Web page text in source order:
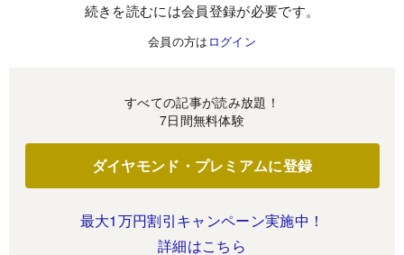
続きを読むには会員登録が必要です。
会員の方は ログイン
すべての記事が読み放題！
7日間無料体験
ダイヤモンド・プレミアムに登録
最大1万円割引キャンペーン実施中！
詳細はこちら